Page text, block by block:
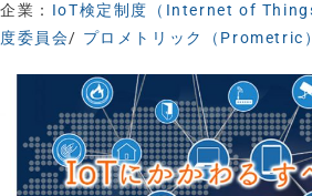
企業： IoT検定制度（Internet of
度委員会/ プロメトリック（Prometric）